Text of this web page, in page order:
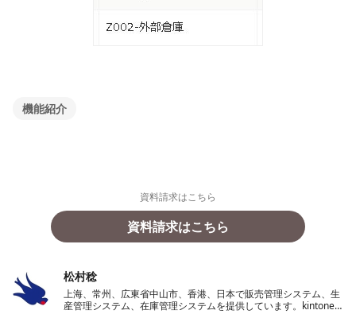
機能紹介
資料請求はこちら
資料請求はこちら
松村稔
上海、常州、広東省中山市、香港、日本で販売管理システム、生
産管理システム、在庫管理システムを提供しています。kintone